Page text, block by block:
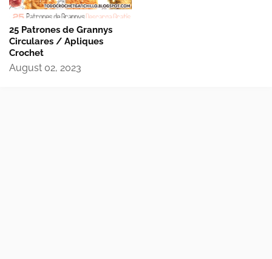
25 Patrones de Grannys
Circulares / Apliques
Crochet
August 02, 2023